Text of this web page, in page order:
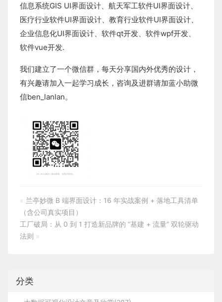
信息系统GIS UI界面设计、 航天军工软件UI界面设计、
医疗行业软件UI界面设计、 教育行业软件UI界面设计、
企业信息化UI界面设计、 软件qt开发、 软件wpf开发、
软件vue开发.
我们建立了一个微信群，每天分享国内外优秀的设计，
有兴趣请加入一起学习成长，咨询及进群请加蓝小助微
信ben_lanlan。
« 兰亭妙微 B 端界面设计：16 年实战案例 + 落地工具清单
（含公司真实项目）
工厂破局：从 0 到 1 打造新品牌的 “基建 + 流量” 双轮驱动
法则 »
分类